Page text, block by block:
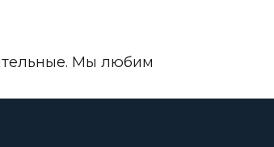
Мы любим